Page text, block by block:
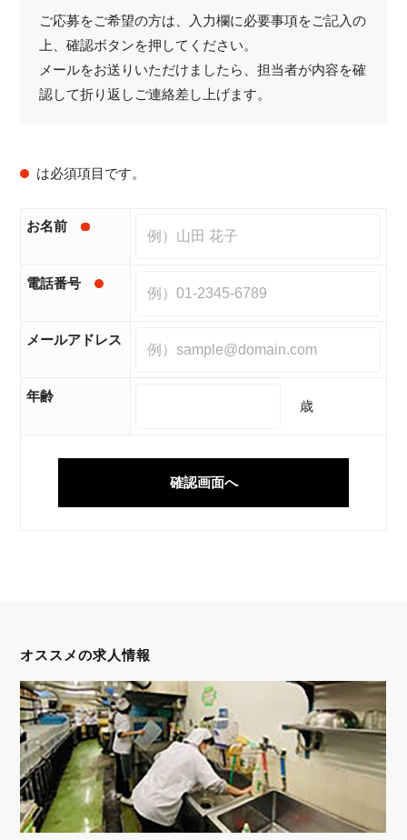
ご応募をご希望の方は、入力欄に必要事項をご記入の
上、確認ボタンを押してください。
メールをお送りいただけましたら、担当者が内容を確
認して折り返しご連絡差し上げます。
は必須項目です。
お名前
電話番号
メールアドレス
年齢
歳
オススメの求人情報